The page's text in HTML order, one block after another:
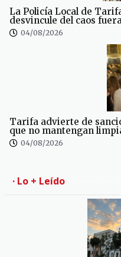
La Policía Local de
desvincule del caos
04/08/2026
Tarifa advierte de
que no mantengan
04/08/2026
· Lo + Leído